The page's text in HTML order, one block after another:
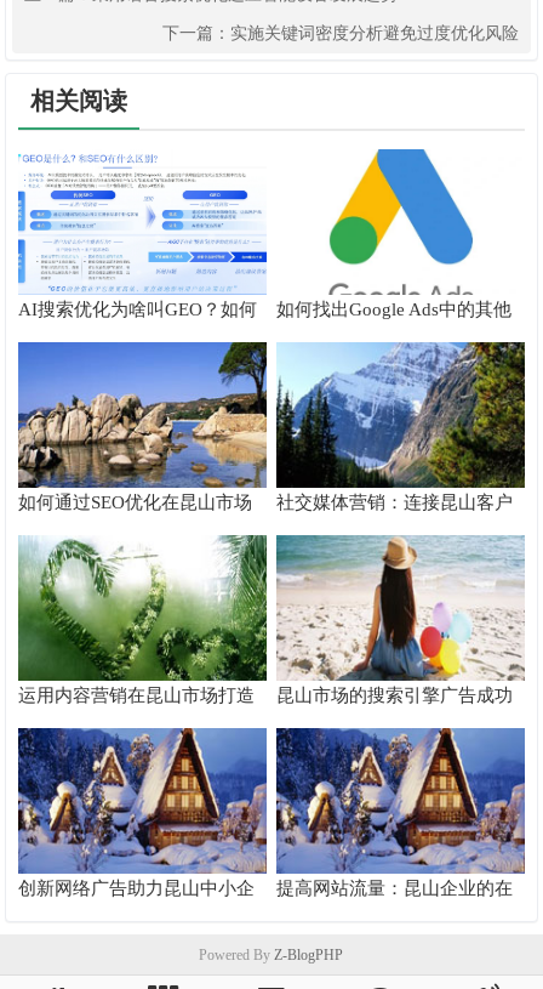
下一篇： 实施关键词密度分析避免过度优化风险
相关阅读
AI搜索优化为啥叫GEO？如何
在AI搜索中获得排名？
如何找出Google Ads中的其他
搜索字词
如何通过SEO优化在昆山市场
脱颖而出
社交媒体营销：连接昆山客户
的桥梁
运用内容营销在昆山市场打造
品牌影响力
昆山市场的搜索引擎广告成功
案例分析
创新网络广告助力昆山中小企
提高网站流量：昆山企业的在
Powered ByZ-BlogPHP